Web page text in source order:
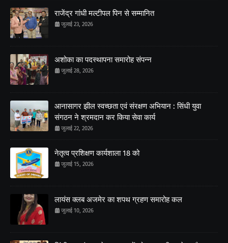
राजेंद्र गांधी मल्टीपल पिन से सम्मानित
जुलाई 23, 2026
अशोका का पदस्थापना समारोह संपन्न
जुलाई 28, 2026
आनासागर झील स्वच्छता एवं संरक्षण अभियान : सिंधी युवा
संगठन ने श्रमदान कर किया सेवा कार्य
जुलाई 22, 2026
नेतृत्व प्रशिक्षण कार्यशाला 18 को
जुलाई 15, 2026
लायंस क्लब अजमेर का शपथ ग्रहण समारोह कल
जुलाई 10, 2026